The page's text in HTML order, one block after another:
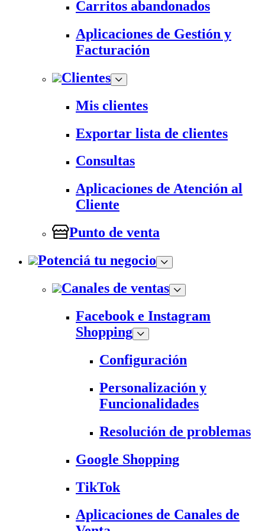
Carritos abandonados
Aplicaciones de Gestión y
Facturación
Clientes
Mis clientes
Exportar lista de clientes
Consultas
Aplicaciones de Atención al
Cliente
Punto de venta
Potenciá tu negocio
Canales de ventas
Facebook e Instagram
Shopping
Configuración
Personalización y
Funcionalidades
Resolución de problemas
Google Shopping
TikTok
Aplicaciones de Canales de